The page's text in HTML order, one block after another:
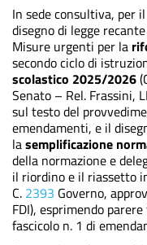
In sede consultiva, per
disegno di legge
Misure urgenti per la
secondo ciclo di
scolastico 2025/2026
Senato – Rel. Frassini,
sul testo del
emendamenti, e il
lasemplificazione
della normazione e
il riordino e il riassetto
C. 2393 Governo,
FDI), esprimendo
fascicolo n. 1 di